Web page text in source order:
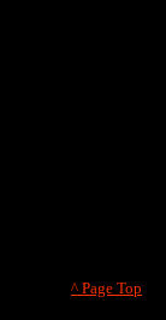
^ Page Top